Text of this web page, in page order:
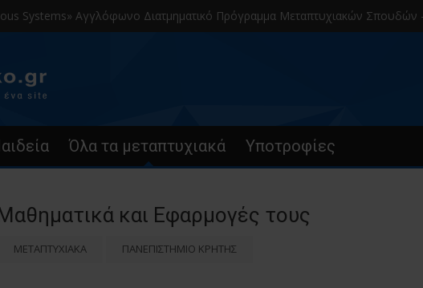
Αγγλόφωνο Διατμηματικό Πρόγραμμα Μεταπτυχιακών Σπουδών – Α.Π.Θ.
Όλα τα μεταπτυχιακά Υποτροφίες
και Εφαρμογές τους
ΜΕΤΑΠΤΥΧΙΑΚΑ ΠΑΝΕΠΙΣΤΗΜΙΟ ΚΡΗΤΗΣ